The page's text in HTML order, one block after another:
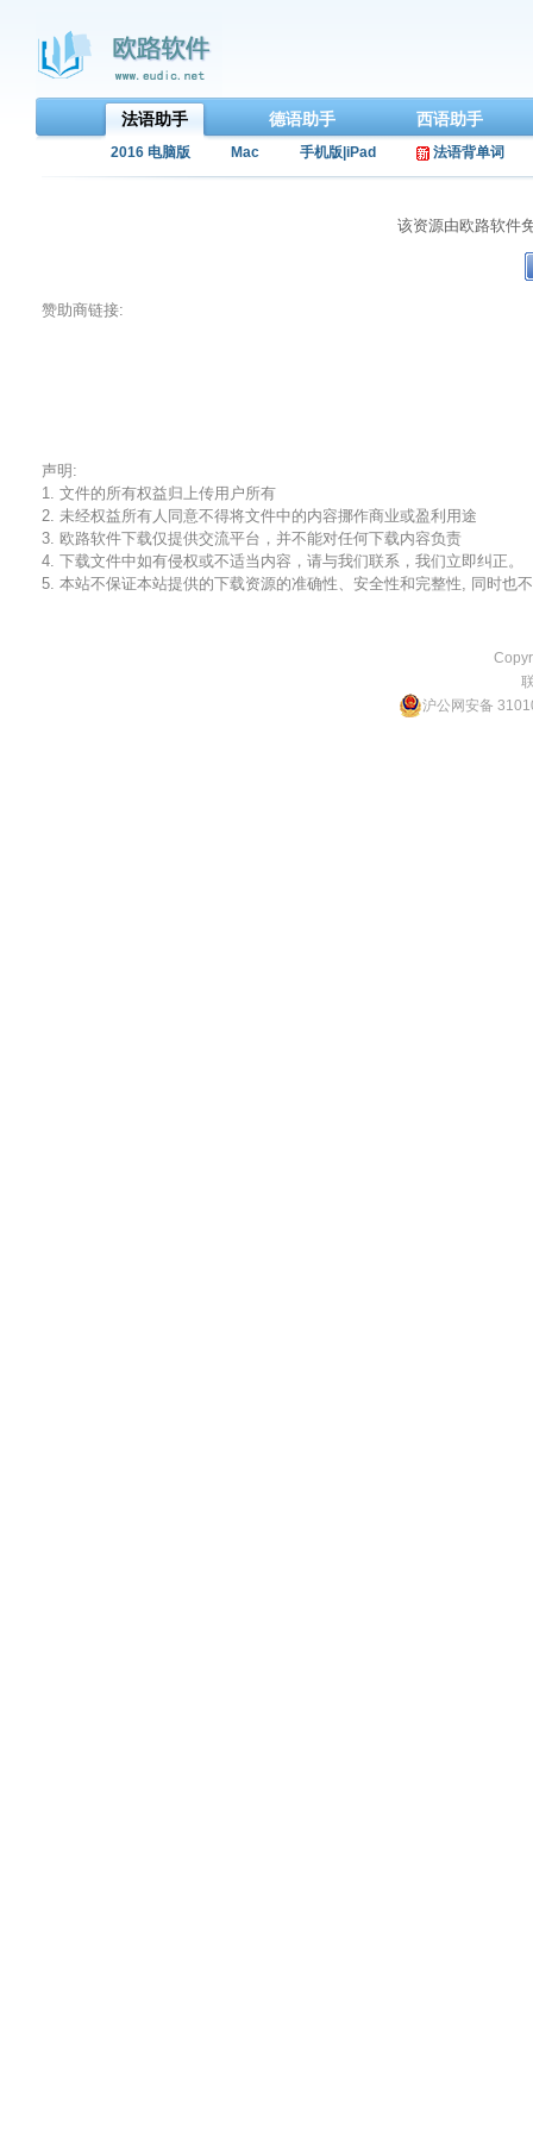
法语助手 德语助手 西语助手
2016 电脑版 Mac 手机版|iPad 法语背单词
该资源由欧路软件
赞助商链接:
声明:
1. 文件的所有权益归上传用户所有
2. 未经权益所有人同意不得将文件中的内容挪作商业或盈利用途
3. 欧路软件下载仅提供交流平台，并不能对任何下载内容负责
4. 下载文件中如有侵权或不适当内容，请与我们联系，我们立即纠正。
5. 本站不保证本站提供的下载资源的准确性、安全性和完整性, 同时也
沪公网安备